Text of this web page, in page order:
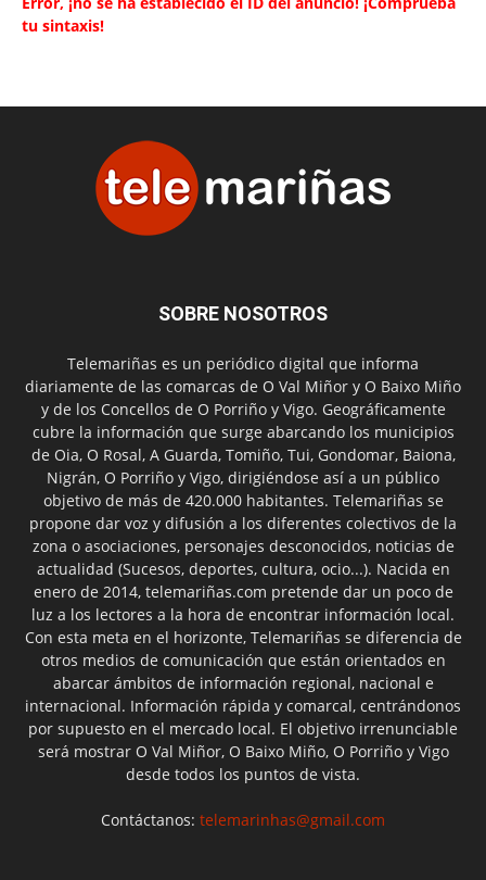
tu sintaxis!
SOBRE NOSOTROS
Telemariñas es un periódico digital que informa
diariamente de las comarcas de O Val Miñor y O Baixo Miño
y de los Concellos de O Porriño y Vigo. Geográficamente
cubre la información que surge abarcando los municipios
de Oia, O Rosal, A Guarda, Tomiño, Tui, Gondomar, Baiona,
Nigrán, O Porriño y Vigo, dirigiéndose así a un público
objetivo de más de 420.000 habitantes. Telemariñas se
propone dar voz y difusión a los diferentes colectivos de la
zona o asociaciones, personajes desconocidos, noticias de
actualidad (Sucesos, deportes, cultura, ocio...). Nacida en
enero de 2014, telemariñas.com pretende dar un poco de
luz a los lectores a la hora de encontrar información local.
Con esta meta en el horizonte, Telemariñas se diferencia de
otros medios de comunicación que están orientados en
abarcar ámbitos de información regional, nacional e
internacional. Información rápida y comarcal, centrándonos
por supuesto en el mercado local. El objetivo irrenunciable
será mostrar O Val Miñor, O Baixo Miño, O Porriño y Vigo
desde todos los puntos de vista.
Contáctanos: telemarinhas@gmail.com